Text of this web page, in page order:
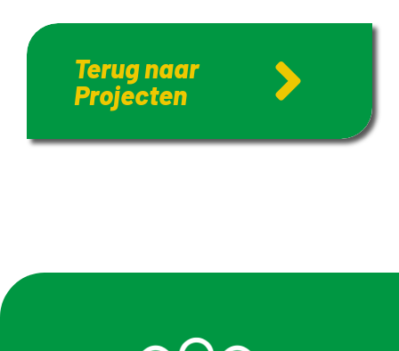
Terug naar
Projecten